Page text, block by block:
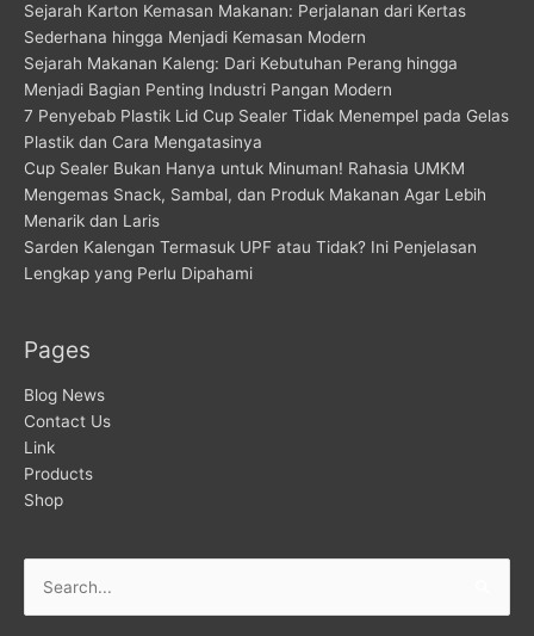
Sejarah Karton Kemasan Makanan: Perjalanan dari Kertas
Sederhana hingga Menjadi Kemasan Modern
Sejarah Makanan Kaleng: Dari Kebutuhan Perang hingga
Menjadi Bagian Penting Industri Pangan Modern
7 Penyebab Plastik Lid Cup Sealer Tidak Menempel pada Gelas
Plastik dan Cara Mengatasinya
Cup Sealer Bukan Hanya untuk Minuman! Rahasia UMKM
Mengemas Snack, Sambal, dan Produk Makanan Agar Lebih
Menarik dan Laris
Sarden Kalengan Termasuk UPF atau Tidak? Ini Penjelasan
Lengkap yang Perlu Dipahami
Pages
Blog News
Contact Us
Link
Products
Shop